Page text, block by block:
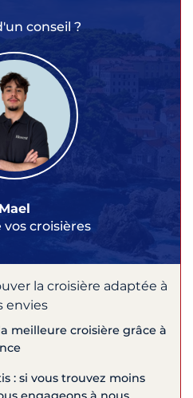
conseil ?
Mael
croisières
la croisière adaptée à
envies
meilleure croisière grâce à
: si vous trouvez moins